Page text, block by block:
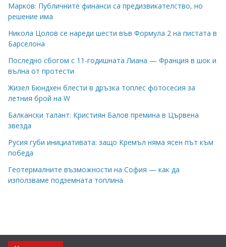
Марков: Публичните финанси са предизвикателство, но
решение има
Никола Цолов се нареди шести във Формула 2 на пистата в
Барселона
Последно сбогом с 11-годишната Лиана — Франция в шок и
вълна от протести
Жизел Бюндхен блести в дръзка топлес фотосесия за
летния брой на W
Балкански талант: Кристиян Балов премина в Цървена
звезда
Русия губи инициативата: защо Кремъл няма ясен път към
победа
Геотермалните възможности на София — как да
използваме подземната топлина